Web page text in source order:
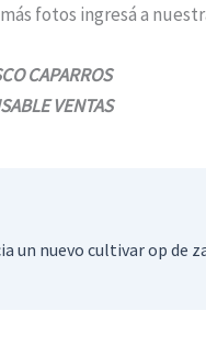
fotos ingresá a
CAPARROS
VENTAS